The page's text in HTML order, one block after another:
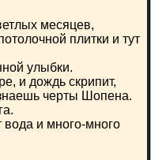
месяцев,
плитки и тут
улыбки.
и дождь скрипит,
черты Шопена.
вода и много-много